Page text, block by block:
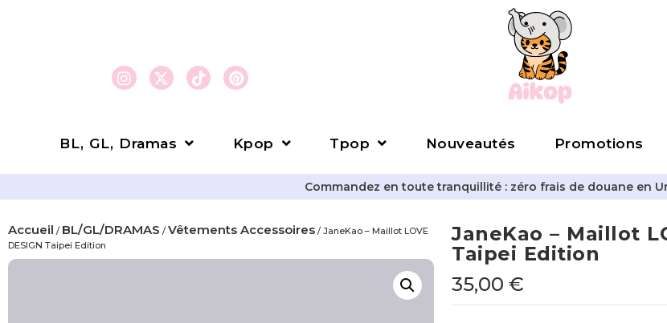
BL, GL, Dramas Kpop Tpop Nouveautés Promotions
Commandez en toute tranquillité : zéro frais de douane en
Accueil / BL/GL/DRAMAS / Vêtements Accessoires / JaneKao – Maillot LOVE
DESIGN Taipei Edition
JaneKao – Maillot
Taipei Edition
35,00 €